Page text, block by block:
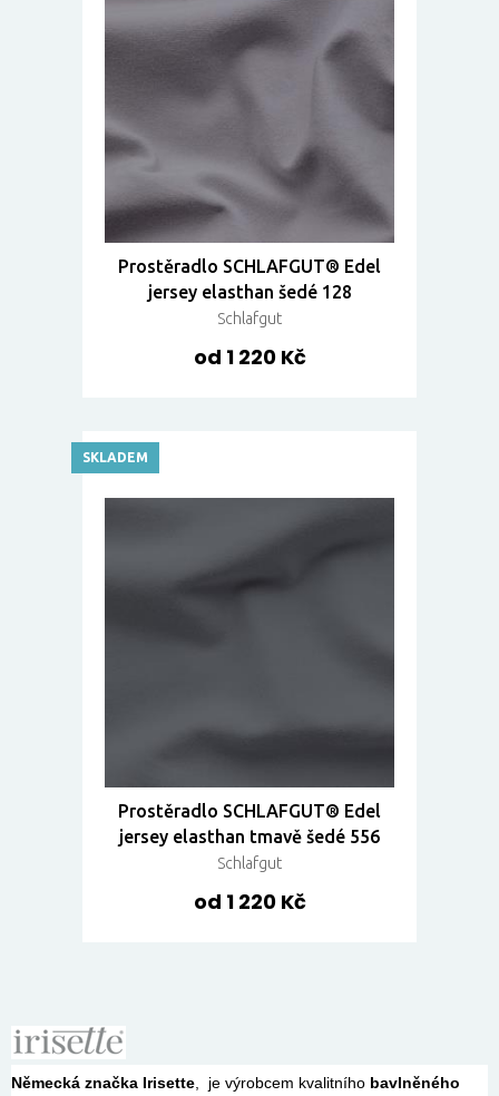
Prostěradlo SCHLAFGUT® Edel
jersey elasthan šedé 128
Schlafgut
od 1 220 Kč
Prostěradlo SCHLAFGUT® Edel
jersey elasthan tmavě šedé 556
Schlafgut
od 1 220 Kč
SKLADEM
Německá značka Irisette , je výrobcem kvalitního bavlněného